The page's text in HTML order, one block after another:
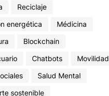
Reciclaje
energética
Médicina
Blockchain
Chatbots
Movilidad
Salud Mental
sostenible